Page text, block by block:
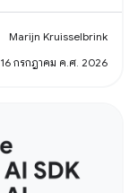
Marijn Kruisselbrink
16 กรกฎาคม ค.ศ. 2026